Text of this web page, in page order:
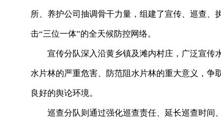
所、养护公司抽调骨干力量，组建了宣传、巡查
击“三位一体”的全天候防控网络。
宣传分队深入沿黄乡镇及滩内村庄，广泛宣传
水片林的严重危害、防范阻水片林的重大意义，
良好的舆论环境。
巡查分队则通过强化巡查责任、延长巡查时间